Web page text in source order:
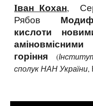
Iван Кохан,
Рябов
кислоти
горіння
(
сполук НАН України,